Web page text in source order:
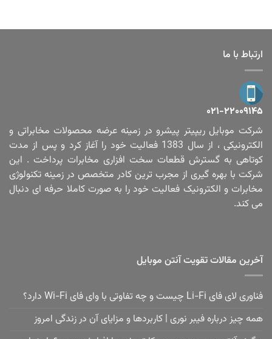
ارتباط با ما
۰۲۱-۲۲۰۰۹۱۴۵
شرکت موبایل ریپیتر پیشرو در زمینه عرضه محصولات مخابراتی و
الکترونیکی ، از سال 1383 فعالیت خود را آغاز کرد و پس از مدت
کوتاهی به گسترش قطعات سخت افزاری مخابرات پرداخت . این
شرکت با بهره گیری از مجرب ترین کادر متخصص در زمینه تکنولوژی
مخابرات و الکترونیک فعالیت خود را به صورت کاملا حرفه ای دنبال
می کند.
آخرین مقالات تقویت آنتن موبایل
فناوری لای فای Li-Fi چیست و چه تفاوتی با وای فای Wi-Fi دارد؟
همه چیز درباره فیبر نوری | کاربردها و مزایای آن در زندگی امروز